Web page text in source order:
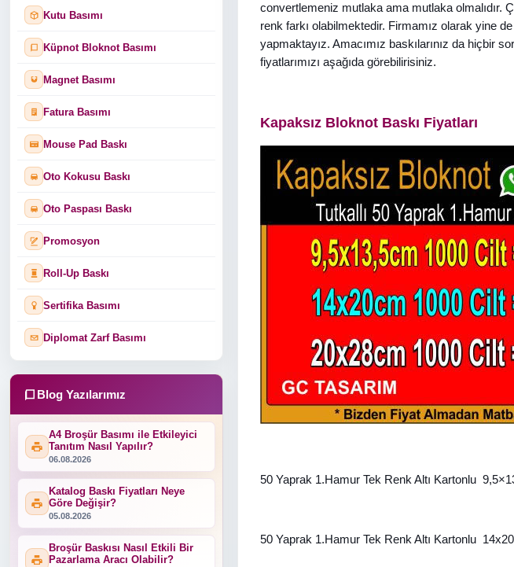
Kutu Basımı
Küpnot Bloknot Basımı
Magnet Basımı
Fatura Basımı
Mouse Pad Baskı
Oto Kokusu Baskı
Oto Paspası Baskı
Promosyon
Roll-Up Baskı
Sertifika Basımı
Diplomat Zarf Basımı
Blog Yazılarımız
A4 Broşür Basımı ile Etkileyici
Tanıtım Nasıl Yapılır?
06.08.2026
Katalog Baskı Fiyatları Neye
Göre Değişir?
05.08.2026
Broşür Baskısı Nasıl Etkili Bir
Pazarlama Aracı Olabilir?
convertlemeniz mutlaka ama mutlaka olmalıdır.
renk farkı olabilmektedir. Firmamız olarak yine
yapmaktayız. Amacımız baskılarınız da hiçbir
fiyatlarımızı aşağıda görebilirisiniz.
Kapaksız Bloknot Baskı Fiyatları
50 Yaprak 1.Hamur Tek Renk Altı Kartonlu
50 Yaprak 1.Hamur Tek Renk Altı Kartonlu